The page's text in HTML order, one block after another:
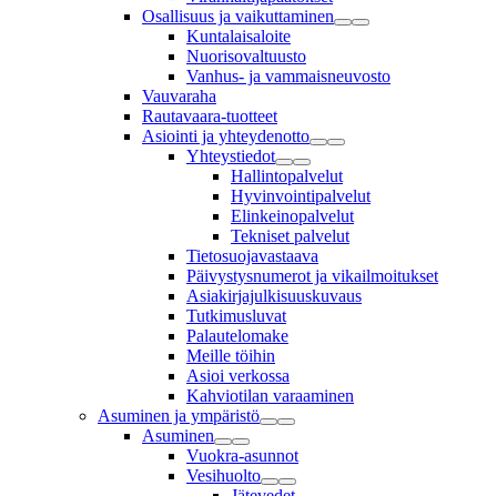
Osallisuus ja vaikuttaminen
Kuntalaisaloite
Nuorisovaltuusto
Vanhus- ja vammaisneuvosto
Vauvaraha
Rautavaara-tuotteet
Asiointi ja yhteydenotto
Yhteystiedot
Hallintopalvelut
Hyvinvointipalvelut
Elinkeinopalvelut
Tekniset palvelut
Tietosuojavastaava
Päivystysnumerot ja vikailmoitukset
Asiakirjajulkisuuskuvaus
Tutkimusluvat
Palautelomake
Meille töihin
Asioi verkossa
Kahviotilan varaaminen
Asuminen ja ympäristö
Asuminen
Vuokra-asunnot
Vesihuolto